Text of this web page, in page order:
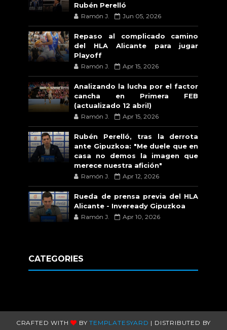
Rubén Perelló
Ramón J. Jun 05, 2026
Repaso al complicado camino
del HLA Alicante para jugar
Playoff
Ramón J. Apr 15, 2026
Analizando la lucha por el factor
cancha en Primera FEB
(actualizado 12 abril)
Ramón J. Apr 15, 2026
Rubén Perelló, tras la derrota
ante Gipuzkoa: "Me duele que en
casa no demos la imagen que
merece nuestra afición"
Ramón J. Apr 12, 2026
Rueda de prensa previa del HLA
Alicante - Inveready Gipuzkoa
Ramón J. Apr 10, 2026
CATEGORIES
CRAFTED WITH BYTEMPLATESYARD | DISTRIBUTED BY